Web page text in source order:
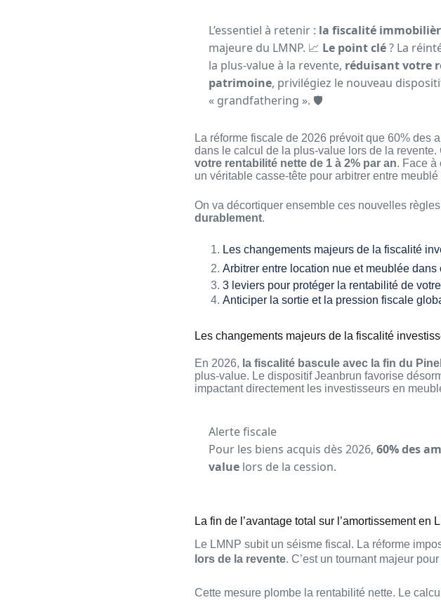
L’essentiel à retenir : la fiscalité
majeure du LMNP. 📈 Le point clé? La
la plus-value à la revente, réduisant votre
patrimoine, privilégiez le nouveau
« grandfathering ». 🛡️
La réforme fiscale de 2026 prévoit que 60% des
dans le calcul de la plus-value lors de la
votre rentabilité nette de 1 à 2% par an. Face à
un véritable casse-tête pour arbitrer entre
On va décortiquer ensemble ces nouvelles
durablement.
Les changements majeurs de la fiscalité
Arbitrer entre location nue et meublée
3 leviers pour protéger la rentabilité de
Anticiper la sortie et la pression fiscale
Les changements majeurs de la fiscalité
En 2026, la fiscalité bascule avec la fin du Pinel
plus-value. Le dispositif Jeanbrun favorise
impactant directement les investisseurs en
Alerte fiscale
Pour les biens acquis dès 2026, 60% des
value lors de la cession.
La fin de l’avantage total sur l’amortissement en
Le LMNP subit un séisme fiscal. La réforme
lors de la revente. C’est un tournant majeur
Cette mesure plombe la rentabilité nette. Le